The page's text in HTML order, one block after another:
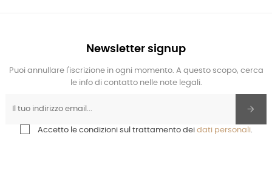
Newsletter signup
Puoi annullare l'iscrizione in ogni momento. A questo scopo, cerca
le info di contatto nelle note legali.
Accetto le condizioni sul trattamento dei dati personali.